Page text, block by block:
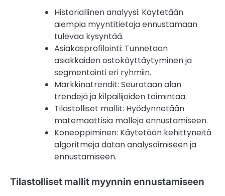
Historiallinen analyysi: Käytetään
aiempia myyntitietoja ennustamaan
tulevaa kysyntää.
Asiakasprofilointi: Tunnetaan
asiakkaiden ostokäyttäytyminen ja
segmentointi eri ryhmiin.
Markkinatrendit: Seurataan alan
trendejä ja kilpailijoiden toimintaa.
Tilastolliset mallit: Hyödynnetään
matemaattisia malleja ennustamiseen.
Koneoppiminen: Käytetään kehittyneitä
algoritmeja datan analysoimiseen ja
ennustamiseen.
Tilastolliset mallit myynnin ennustamiseen